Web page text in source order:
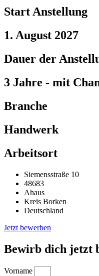
Start Anstellung
1. August 2027
Dauer der
3 Jahre - mit
Branche
Handwerk
Arbeitsort
Siemensstraße 10
48683
Ahaus
Kreis Borken
Deutschland
Jetzt bewerben
Bewirb dich jetzt
Vorname